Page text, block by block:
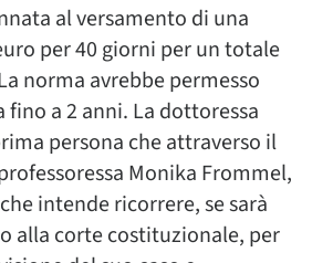
al versamento di una
per 40 giorni per un totale
norma avrebbe permesso
fino a 2 anni. La dottoressa
persona che attraverso il
Monika Frommel,
intende ricorrere, se sarà
alla corte costituzionale, per